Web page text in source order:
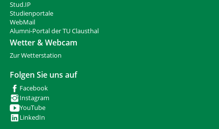
Stud.IP
Studienportale
WebMail
Alumni-Portal der TU Clausthal
Wetter & Webcam
Zur Wetterstation
Folgen Sie uns auf
Facebook
Instagram
YouTube
LinkedIn